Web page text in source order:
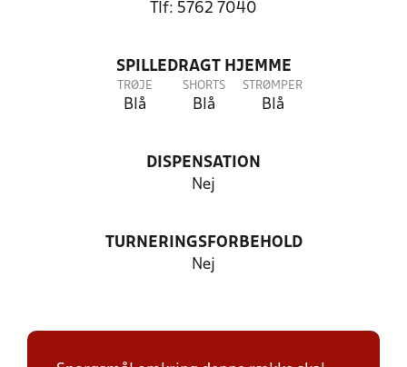
Tlf: 5762 7040
SPILLEDRAGT HJEMME
TRØJE
Blå
SHORTS
Blå
STRØMPER
Blå
DISPENSATION
Nej
TURNERINGSFORBEHOLD
Nej